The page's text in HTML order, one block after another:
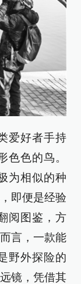
爱好者手持
色色的鸟。
为相似的种
即便是经验
阅图鉴，方
言，一款能
野外探险的
镜，凭借其